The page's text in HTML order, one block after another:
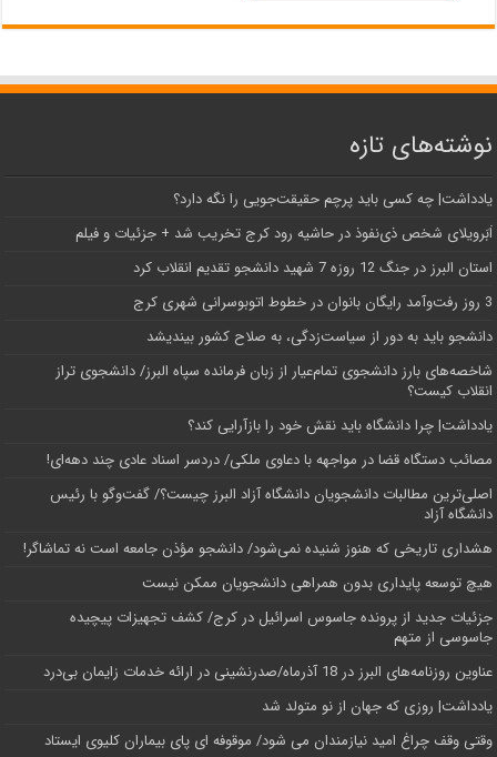
نوشته‌های تازه
یادداشت| ‌چه کسی باید پرچم حقیقت‌جویی را نگه دارد؟
اَبَر‌ویلای شخص ذی‌نفوذ در حاشیه‌ رود کرج تخریب شد + جزئیات و فیلم
استان البرز در جنگ 12 روزه 7 شهید دانشجو تقدیم انقلاب کرد
3 روز رفت‌وآمد رایگان بانوان در خطوط اتوبوسرانی شهری کرج
دانشجو باید به دور از سیاست‌زدگی، به صلاح کشور بیندیشد
شاخصه‌های بارز دانشجوی تمام‌عیار از زبان فرمانده سپاه البرز/ دانشجوی تراز
انقلاب کیست؟
یادداشت| چرا دانشگاه باید نقش خود را بازآرایی کند؟
مصائب دستگاه قضا در مواجهه با دعاوی ملکی/ دردسر اسناد عادی چند‌ دهه‌ای!
اصلی‌ترین مطالبات دانشجویان دانشگاه آزاد البرز چیست؟/ گفت‌وگو با رئیس
دانشگاه آز‌اد
هشداری تاریخی که هنوز شنیده نمی‌شود/ دانشجو مؤذن جامعه است نه تماشاگر!
هیچ توسعه پایداری بدون همراهی دانشجویان ممکن نیست
جزئیات جدید از پرونده جاسوس اسرائیل در کرج/‌ کشف تجهیزات پیچیده
جاسوسی از متهم
عناوین روزنامه‌های البرز در ‌18 آذرماه/صدرنشینی در ارائه خدمات زایمان بی‌درد
یادداشت| روزی که جهان از نو متولد شد
وقتی وقف چراغ امید نیازمندان می شود/ موقوفه ای پای بیماران کلیوی ایستاد